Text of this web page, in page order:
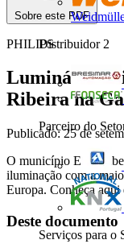
Distribuidor 2
Parceiro do
Serviços para o
Sobre este PDF
PHILIPS
Luminárias
Ribeira na
Publicado: 25 de
O município ESE
iluminação com a
Europa. Conheça aqui
Deste documento